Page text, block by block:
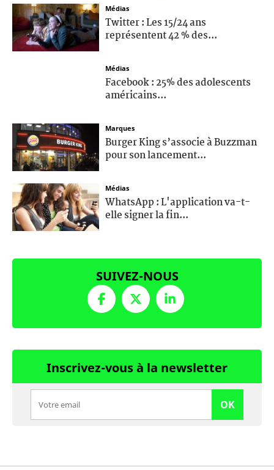
Médias
Twitter : Les 15/24 ans
représentent 42 % des...
Médias
Facebook : 25% des adolescents
américains...
Marques
Burger King s’associe à Buzzman
pour son lancement...
Médias
WhatsApp : L'application va-t-
elle signer la fin...
SUIVEZ-NOUS
Inscrivez-vous à la newsletter
OK